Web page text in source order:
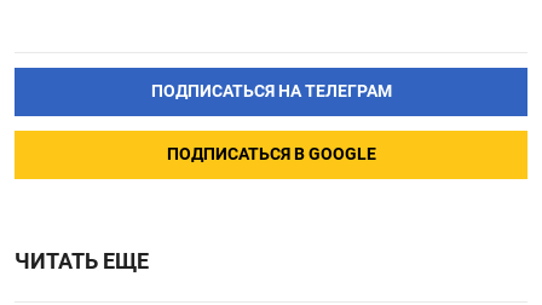
ПОДПИСАТЬСЯ НА ТЕЛЕГРАМ
ПОДПИСАТЬСЯ В GOOGLE
ЧИТАТЬ ЕЩЕ